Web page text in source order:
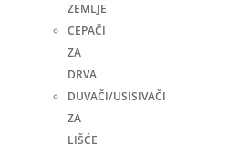
ZEMLJE
CEPAČI
ZA
DRVA
DUVAČI/USISIVAČI
ZA
LIŠĆE